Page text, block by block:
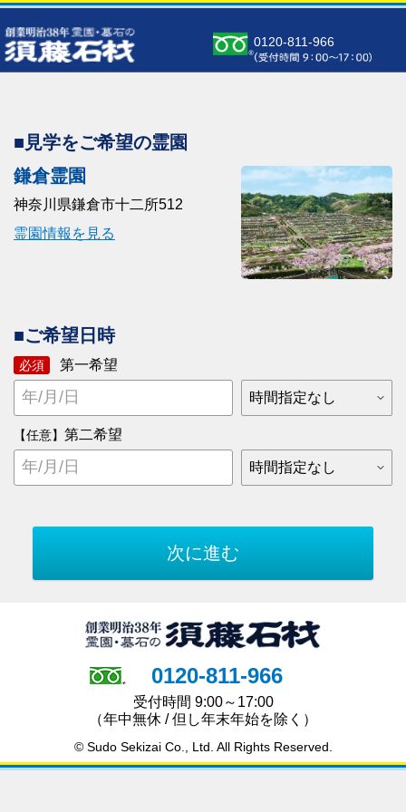
0120-811-966
■見学をご希望の霊園
鎌倉霊園
神奈川県鎌倉市十二所512
霊園情報を見る
■ご希望日時
必須 第一希望
【任意】 第二希望
0120-811-966
受付時間 9:00～17:00
（年中無休 / 但し年末年始を除く）
© Sudo Sekizai Co., Ltd. All Rights Reserved.